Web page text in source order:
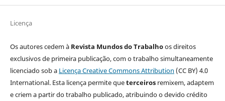
Licença
Os autores cedem à Revista Mundos do Trabalhoos direitos
exclusivos de primeira publicação, com o trabalho simultaneamente
licenciado sob a Licença Creative Commons Attribution (CC BY) 4.0
International. Esta licença permite queterceirosremixem, adaptem
e criem a partir do trabalho publicado, atribuindo o devido crédito